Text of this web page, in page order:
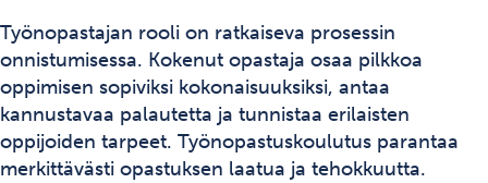
Työnopastajan rooli on ratkaiseva prosessin
onnistumisessa. Kokenut opastaja osaa pilkkoa
oppimisen sopiviksi kokonaisuuksiksi, antaa
kannustavaa palautetta ja tunnistaa erilaisten
oppijoiden tarpeet. Työnopastuskoulutus parantaa
merkittävästi opastuksen laatua ja tehokkuutta.